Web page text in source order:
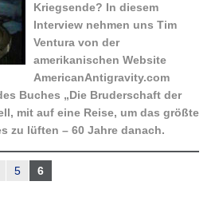
Kriegsende? In diesem
Interview nehmen uns Tim
Ventura von der
amerikanischen Website
AmericanAntigravity.com
Buches „Die Bruderschaft der
mit auf eine Reise, um das größte
zu lüften – 60 Jahre danach.
5 6